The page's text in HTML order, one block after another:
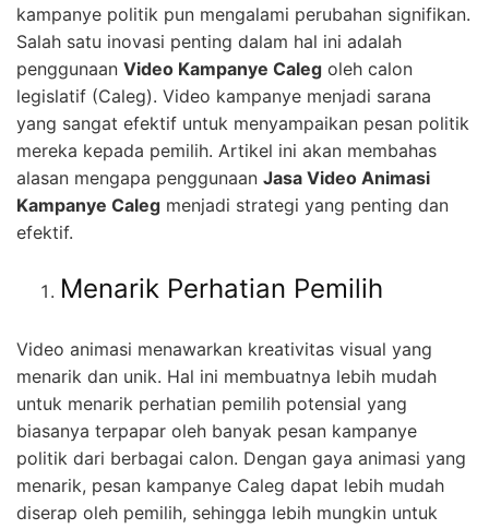
kampanye politik pun mengalami perubahan signifikan.
Salah satu inovasi penting dalam hal ini adalah
penggunaan Video Kampanye Caleg oleh calon
legislatif (Caleg). Video kampanye menjadi sarana
yang sangat efektif untuk menyampaikan pesan politik
mereka kepada pemilih. Artikel ini akan membahas
alasan mengapa penggunaan Jasa Video Animasi
Kampanye Caleg menjadi strategi yang penting dan
efektif.
Menarik Perhatian Pemilih
Video animasi menawarkan kreativitas visual yang
menarik dan unik. Hal ini membuatnya lebih mudah
untuk menarik perhatian pemilih potensial yang
biasanya terpapar oleh banyak pesan kampanye
politik dari berbagai calon. Dengan gaya animasi yang
menarik, pesan kampanye Caleg dapat lebih mudah
diserap oleh pemilih, sehingga lebih mungkin untuk